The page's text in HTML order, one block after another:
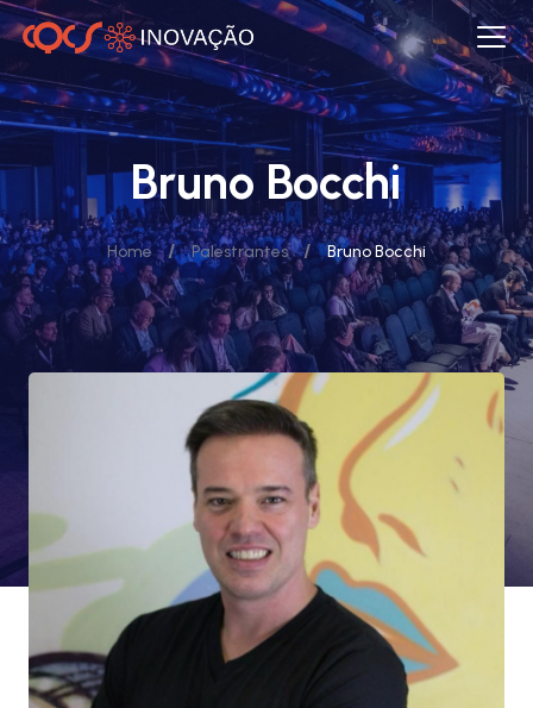
Bruno Bocchi
Home / Palestrantes / Bruno Bocchi